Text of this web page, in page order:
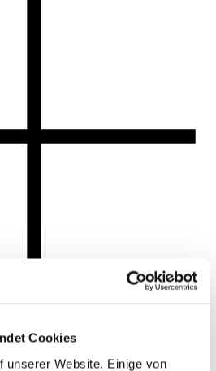
Cookies
unserer Website. Einige von